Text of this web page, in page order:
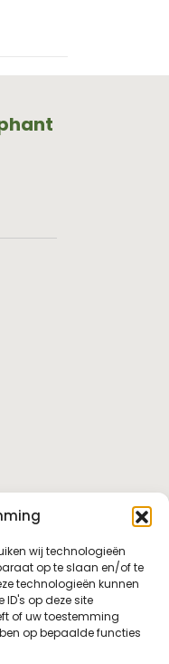
wij technologieën
op te slaan en/of te
technologieën kunnen
op deze site
of uw toestemming
op bepaalde functies
Bright Elephant en
Wij bieden
hulp voor
- van jezelf tot je